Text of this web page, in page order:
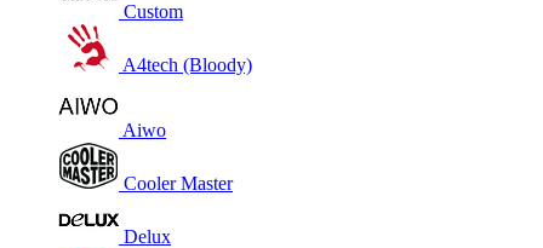
Custom
A4tech (Bloody)
Aiwo
Cooler Master
Delux